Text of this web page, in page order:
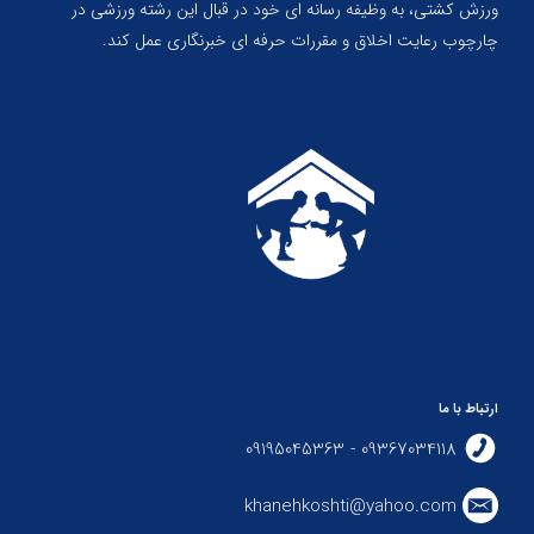
ورزش کشتی، به وظیفه رسانه ای خود در قبال این رشته ورزشی در
چارچوب رعایت اخلاق و مقررات حرفه ای خبرنگاری عمل کند.
ارتباط با ما
09367034118 - 09195045363
khanehkoshti@yahoo.com